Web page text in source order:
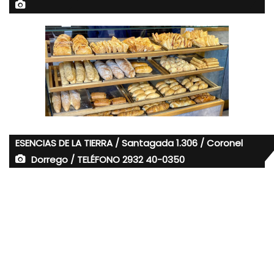
ESENCIAS DE LA TIERRA / Santagada 1.306 / Coronel
Dorrego / TELÉFONO 2932 40-0350